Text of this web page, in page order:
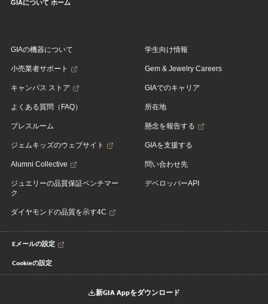
GIAについて ホーム
GIAの機器について
小売業者サポート
キャンパス ストア
よくある質問（FAQ）
プレスルーム
ジェムキッズのウェブサイト
Alumni Collective
ジュエリーの品質保証ベンチマー
ク
ダイヤモンドの品質を示す4C
学生向け情報
Gem & Jewelry Careers
GIAでのキャリア
所在地
懸念を報告する
GIAを支援する
問い合わせ先
デベロッパーAPI
Eメールの設定
Cookieの設定
新GIA Appをダウンロード